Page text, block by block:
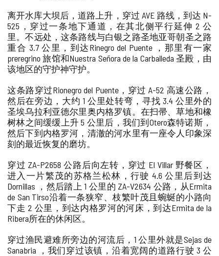
离开水库大坝后，道路上升，穿过 AVE 路线，到达 N-
525，穿过一条地下通道，在其北侧平行延伸 2 公
里。不远处，这条路线与白银之路圣地亚哥朝圣之路
重合 3.7 公里，到达Rinegro del Puente，那里有一家
preregrino 旅馆和Nuestra Señora de la Carballeda 圣殿 ，由
该地区的守护神守护。
这条路穿过Rionegro del Puente，穿过 A-52 高速公路，
然后在旁边，大约 1 公里处转弯，寻找 3.4 公里外的
圣埃乌拉利亚德尔里奥内格罗镇。在扫帚、草地和橡
树林之间缓缓上升 5 公里后，我们到Otero森特诺斯 ，
然后下到内格罗河 ，清澈的河水里有一座令人印象深
刻的最近恢复的磨坊。
穿过 ZA-P2658 公路后向左转，穿过 El Villar 野餐区，
进入一片繁茂的苏格兰松林，行驶 4.6 公里后到达
Dornillas ，然后踏上 1 公里的 ZA-V2634 公路，从Ermita
de San Tirso沿着一条狭窄、枝繁叶茂且蜿蜒的小路向
下走 2 公里，到达内格罗河的河床，到达Ermita de la
Ribera所在的休闲区。
穿过渔民避难所旁边的河流后，1 公里外就是Sejas de
Sanabria ，我们穿过该镇，沿着宽阔的道路行驶 3 公